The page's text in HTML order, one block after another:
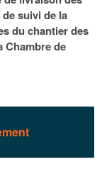
la CCI livre 23 pistes pour
parisienne
- 20 janvier
Exclusif – Apex,
feuille de route pour
À Paris, les cadres
redessinent le
suivi de la
du chantier des
Chambre de